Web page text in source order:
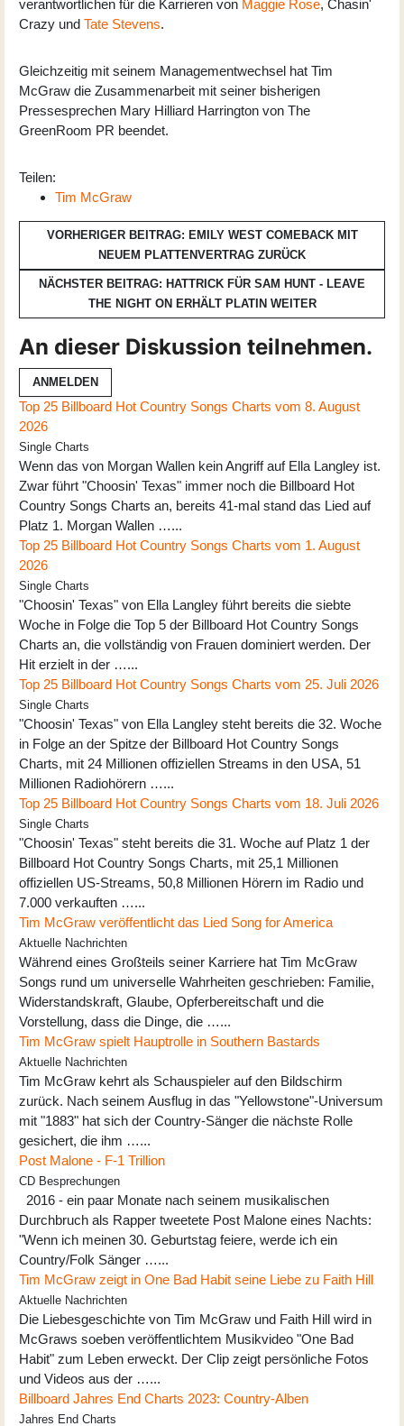
verantwortlichen für die Karrieren von Maggie Rose, Chasin'
Crazy und Tate Stevens.
Gleichzeitig mit seinem Managementwechsel hat Tim
McGraw die Zusammenarbeit mit seiner bisherigen
Pressesprechen Mary Hilliard Harrington von The
GreenRoom PR beendet.
Teilen:
Tim McGraw
VORHERIGER BEITRAG: EMILY WEST COMEBACK MIT
NEUEM PLATTENVERTRAG ZURÜCK
NÄCHSTER BEITRAG: HATTRICK FÜR SAM HUNT - LEAVE
THE NIGHT ON ERHÄLT PLATIN WEITER
An dieser Diskussion teilnehmen.
ANMELDEN
Top 25 Billboard Hot Country Songs Charts vom 8. August
2026
Single Charts
Wenn das von Morgan Wallen kein Angriff auf Ella Langley ist.
Zwar führt "Choosin' Texas" immer noch die Billboard Hot
Country Songs Charts an, bereits 41-mal stand das Lied auf
Platz 1. Morgan Wallen …...
Top 25 Billboard Hot Country Songs Charts vom 1. August
2026
Single Charts
"Choosin' Texas" von Ella Langley führt bereits die siebte
Woche in Folge die Top 5 der Billboard Hot Country Songs
Charts an, die vollständig von Frauen dominiert werden. Der
Hit erzielt in der …...
Top 25 Billboard Hot Country Songs Charts vom 25. Juli 2026
Single Charts
"Choosin' Texas" von Ella Langley steht bereits die 32. Woche
in Folge an der Spitze der Billboard Hot Country Songs
Charts, mit 24 Millionen offiziellen Streams in den USA, 51
Millionen Radiohörern …...
Top 25 Billboard Hot Country Songs Charts vom 18. Juli 2026
Single Charts
"Choosin' Texas" steht bereits die 31. Woche auf Platz 1 der
Billboard Hot Country Songs Charts, mit 25,1 Millionen
offiziellen US-Streams, 50,8 Millionen Hörern im Radio und
7.000 verkauften …...
Tim McGraw veröffentlicht das Lied Song for America
Aktuelle Nachrichten
Während eines Großteils seiner Karriere hat Tim McGraw
Songs rund um universelle Wahrheiten geschrieben: Familie,
Widerstandskraft, Glaube, Opferbereitschaft und die
Vorstellung, dass die Dinge, die …...
Tim McGraw spielt Hauptrolle in Southern Bastards
Aktuelle Nachrichten
Tim McGraw kehrt als Schauspieler auf den Bildschirm
zurück. Nach seinem Ausflug in das "Yellowstone"-Universum
mit "1883" hat sich der Country-Sänger die nächste Rolle
gesichert, die ihm …...
Post Malone - F-1 Trillion
CD Besprechungen
2016 - ein paar Monate nach seinem musikalischen
Durchbruch als Rapper tweetete Post Malone eines Nachts:
"Wenn ich meinen 30. Geburtstag feiere, werde ich ein
Country/Folk Sänger …...
Tim McGraw zeigt in One Bad Habit seine Liebe zu Faith Hill
Aktuelle Nachrichten
Die Liebesgeschichte von Tim McGraw und Faith Hill wird in
McGraws soeben veröffentlichtem Musikvideo "One Bad
Habit" zum Leben erweckt. Der Clip zeigt persönliche Fotos
und Videos aus der …...
Billboard Jahres End Charts 2023: Country-Alben
Jahres End Charts